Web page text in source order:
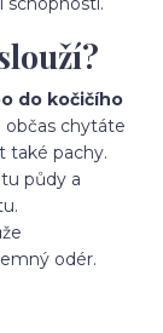
do kočičího
občas chytáte
také pachy.
půdy a
odér.